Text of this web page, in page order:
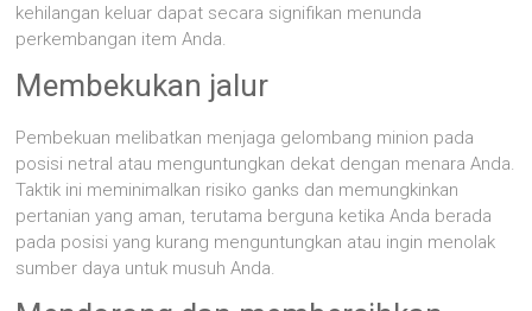
kehilangan keluar dapat secara signifikan menunda
perkembangan item Anda.
Membekukan jalur
Pembekuan melibatkan menjaga gelombang minion pada
posisi netral atau menguntungkan dekat dengan menara Anda.
Taktik ini meminimalkan risiko ganks dan memungkinkan
pertanian yang aman, terutama berguna ketika Anda berada
pada posisi yang kurang menguntungkan atau ingin menolak
sumber daya untuk musuh Anda.